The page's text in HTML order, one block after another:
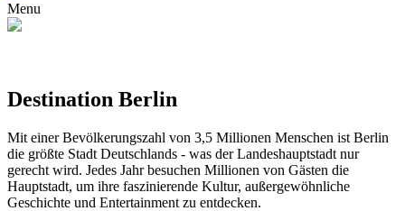
Menu
Destination Berlin
Mit einer Bevölkerungszahl von 3,5 Millionen Menschen ist Berlin
die größte Stadt Deutschlands - was der Landeshauptstadt nur
gerecht wird. Jedes Jahr besuchen Millionen von Gästen die
Hauptstadt, um ihre faszinierende Kultur, außergewöhnliche
Geschichte und Entertainment zu entdecken.